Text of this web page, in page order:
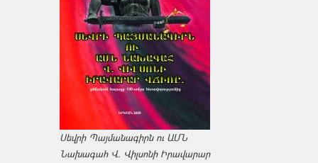
Սեվրի Պայմանագիրն ու ԱՄՆ
Նախագահ Վ. Վիլսոնի Իրավարար